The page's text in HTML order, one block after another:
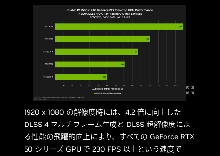
1920 x 1080 の解像度時には、4.2 倍に向上した
DLSS 4 マルチフレーム生成と DLSS 超解像度によ
る性能の飛躍的向上により、すべての GeForce RTX
50 シリーズ GPU で 230 FPS 以上という速度で